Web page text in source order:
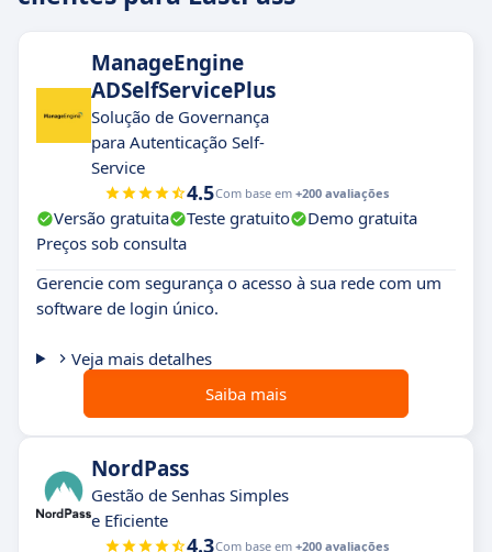
ManageEngine
ADSelfServicePlus
Solução de Governança
para Autenticação Self-
Service
4.5Com base em +200 avaliações
Versão gratuita Teste gratuito
Demo gratuita
Preços sob consulta
Gerencie com segurança o acesso à sua rede com um
software de login único.
Veja mais detalhes
Saiba mais
NordPass
Gestão de Senhas Simples
e Eficiente
4.3Com base em +200 avaliações